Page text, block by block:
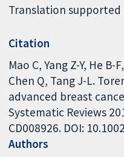
Translation supported
Citation
Mao C, Yang Z-Y, He B-
Chen Q, Tang J-L.
advanced breast
Systematic Reviews
CD008926. DOI:
Authors